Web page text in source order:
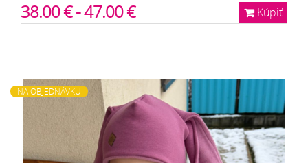
Kúpiť
38.00 € - 47.00 €
NA OBJEDNÁVKU